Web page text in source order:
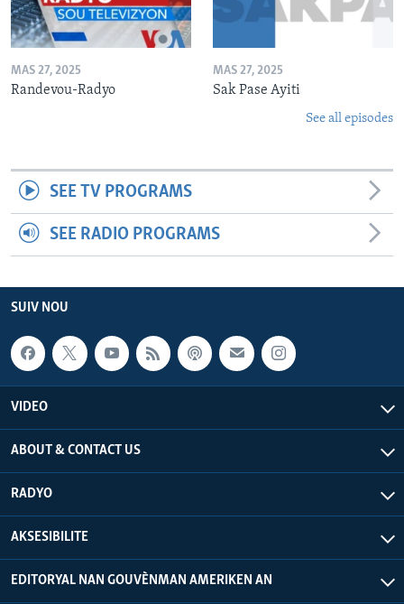
MAS 27, 2025
Randevou-Radyo
MAS 27, 2025
Sak Pase Ayiti
See all episodes
SEE TV PROGRAMS
SEE RADIO PROGRAMS
SUIV NOU
VIDEO
ABOUT & CONTACT US
RADYO
AKSESIBILITE
EDITORYAL NAN GOUVÈNMAN AMERIKEN AN